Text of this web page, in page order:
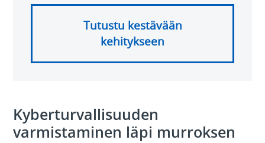
Tutustu kestävään
kehitykseen
Kyberturvallisuuden
varmistaminen läpi murroksen